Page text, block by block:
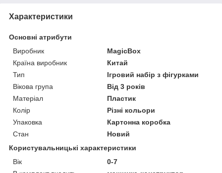
Характеристики
Основні атрибути
Виробник
MagicBox
Країна виробник
Китай
Тип
Ігровий набір з фігурками
Вікова група
Від 3 років
Матеріал
Пластик
Колір
Різні кольори
Упаковка
Картонна коробка
Стан
Новий
Користувальницькі характеристики
Вік
0-7